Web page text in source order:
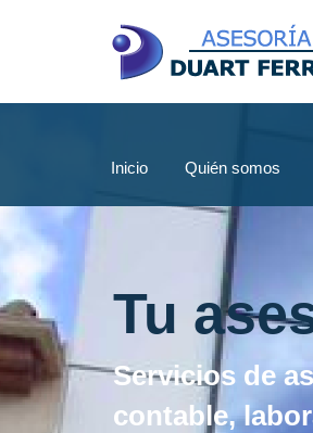
Inicio Quién somos
Tu
Servicios de
contable,